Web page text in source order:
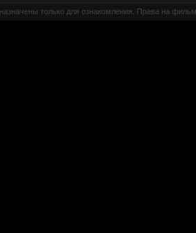
только для ознакомления. Права на